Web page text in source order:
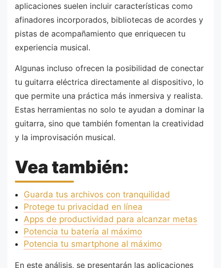
aplicaciones suelen incluir características como
afinadores incorporados, bibliotecas de acordes y
pistas de acompañamiento que enriquecen tu
experiencia musical.
Algunas incluso ofrecen la posibilidad de conectar
tu guitarra eléctrica directamente al dispositivo, lo
que permite una práctica más inmersiva y realista.
Estas herramientas no solo te ayudan a dominar la
guitarra, sino que también fomentan la creatividad
y la improvisación musical.
Vea también:
Guarda tus archivos con tranquilidad
Protege tu privacidad en línea
Apps de productividad para alcanzar metas
Potencia tu batería al máximo
Potencia tu smartphone al máximo
En este análisis, se presentarán las aplicaciones